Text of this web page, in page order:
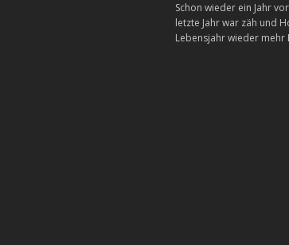
Schon wieder ein Jahr
letzte Jahr war zäh und
Lebensjahr wieder mehr